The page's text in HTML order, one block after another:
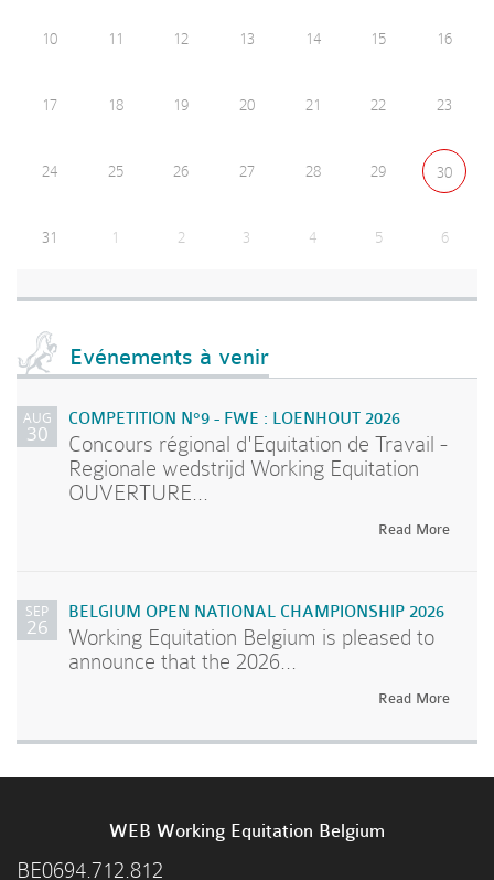
10 11 12 13 14 15 16
17 18 19 20 21 22 23
24 25 26 27 28 29 30
31 1 2 3 4 5 6
Evénements à venir
AUG
30
COMPETITION N°9 - FWE : LOENHOUT 2026
Concours régional d'Equitation de Travail -
Regionale wedstrijd Working Equitation
OUVERTURE...
Read More
SEP
26
BELGIUM OPEN NATIONAL CHAMPIONSHIP 2026
Working Equitation Belgium is pleased to
announce that the 2026...
Read More
WEB Working Equitation Belgium
BE0694.712.812